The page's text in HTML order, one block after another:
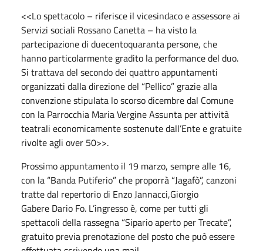
<<Lo spettacolo – riferisce il vicesindaco e assessore ai
Servizi sociali Rossano Canetta – ha visto la
partecipazione di duecentoquaranta persone, che
hanno particolarmente gradito la performance del duo.
Si trattava del secondo dei quattro appuntamenti
organizzati dalla direzione del “Pellico” grazie alla
convenzione stipulata lo scorso dicembre dal Comune
con la Parrocchia Maria Vergine Assunta per attività
teatrali economicamente sostenute dall’Ente e gratuite
rivolte agli over 50>>.
Prossimo appuntamento il 19 marzo, sempre alle 16,
con la “Banda Putiferio” che proporrà “Jagafò”, canzoni
tratte dal repertorio di Enzo Jannacci,Giorgio
Gabere Dario Fo. L’ingresso è, come per tutti gli
spettacoli della rassegna “Sipario aperto per Trecate”,
gratuito previa prenotazione del posto che può essere